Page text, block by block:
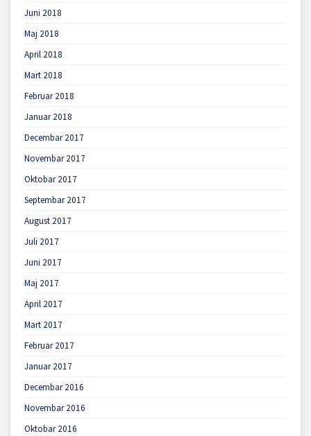
Juni 2018
Maj 2018
April 2018
Mart 2018
Februar 2018
Januar 2018
Decembar 2017
Novembar 2017
Oktobar 2017
Septembar 2017
August 2017
Juli 2017
Juni 2017
Maj 2017
April 2017
Mart 2017
Februar 2017
Januar 2017
Decembar 2016
Novembar 2016
Oktobar 2016